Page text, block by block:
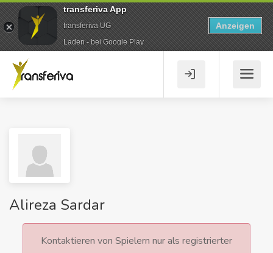
Alireza Sardar
Kontaktieren von Spielern nur als registrierter
transferiva App
transferiva UG
Laden - bei Google Play
Anzeigen